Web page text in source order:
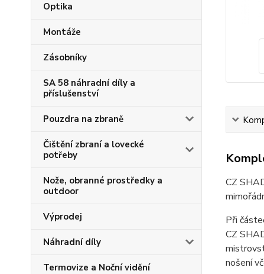
Optika
Montáže
Zásobníky
SA 58 náhradní díly a
příslušenství
Pouzdra na zbraně
Čištění zbraní a lovecké
potřeby
Nože, obranné prostředky a
outdoor
Výprodej
Náhradní díly
Termovize a Noční vidění
CZ
Při
CZ
nošení